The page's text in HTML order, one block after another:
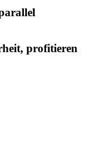
profitieren